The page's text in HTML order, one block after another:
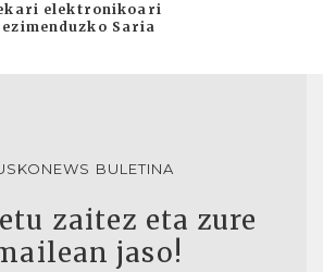
elektronikoari
Saria
BULETINA
zaitez eta zure
jaso!